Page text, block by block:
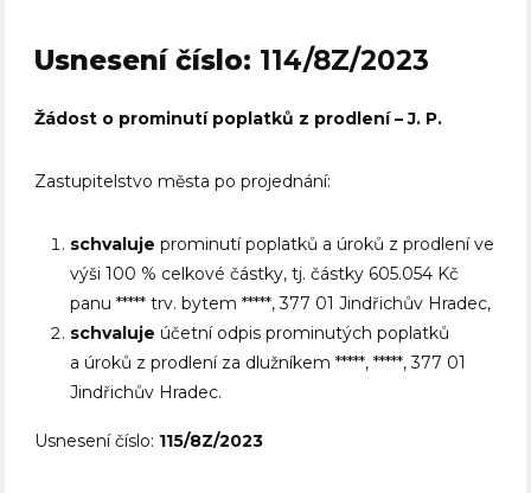
Usnesení číslo: 114/8Z/2023
Žádost o prominutí poplatků z prodlení – J. P.
Zastupitelstvo města po projednání:
schvalujeprominutí poplatků a úroků z prodlení ve
výši 100 % celkové částky, tj. částky 605.054 Kč
panu ***** trv. bytem *****, 377 01 Jindřichův Hradec,
schvaluje účetní odpis prominutých poplatků
a úroků z prodlení za dlužníkem *****, *****, 377 01
Jindřichův Hradec.
Usnesení číslo: 115/8Z/2023